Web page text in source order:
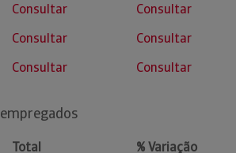
Consultar
Consultar
Consultar
Consultar
Consultar Consultar
Total
% Variação